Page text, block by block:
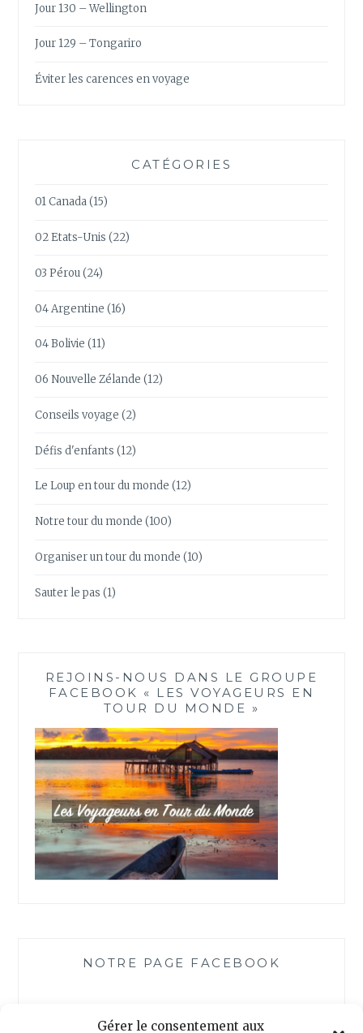
Gérer le consentement aux
Jour 130 – Wellington
Jour 129 – Tongariro
Éviter les carences en voyage
CATÉGORIES
01 Canada(15)
02 Etats-Unis (22)
03 Pérou(24)
04 Argentine (16)
04 Bolivie (11)
06 Nouvelle Zélande (12)
Conseils voyage (2)
Défis d'enfants (12)
Le Loup en tour du monde (12)
Notre tour du monde (100)
Organiser un tour du monde (10)
Sauter le pas (1)
REJOINS-NOUS DANS LE GROUPE
FACEBOOK « LES VOYAGEURS EN
TOUR DU MONDE »
NOTRE PAGE FACEBOOK